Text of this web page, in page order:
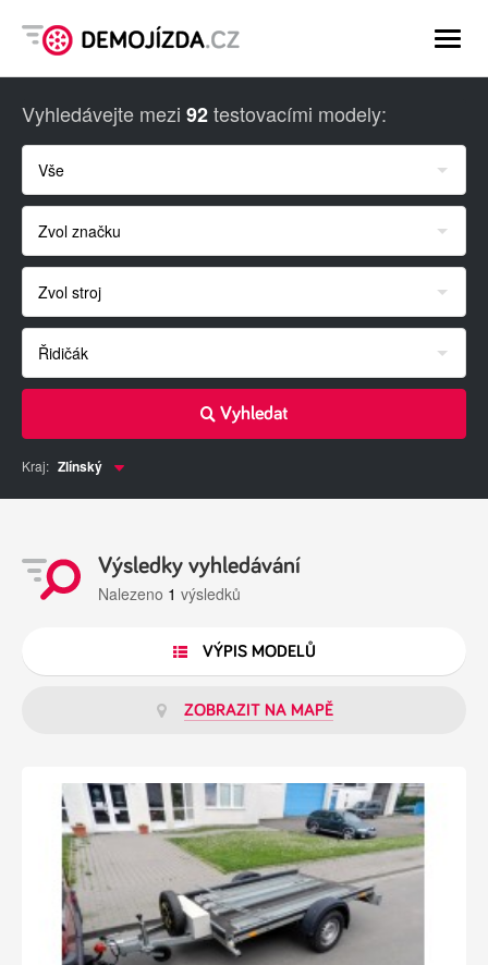
-
-
Vyhledávejte mezi 92testovacími modely:
Vše
Zvol značku
Zvol stroj
Řidičák
Vyhledat
Kraj: Zlínský
Výsledky vyhledávání
Nalezeno 1 výsledků
VÝPIS MODELŮ
ZOBRAZIT NA MAPĚ